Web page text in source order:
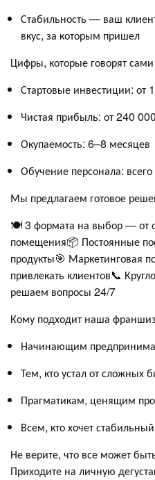
Стабильность — ваш
вкус, за которым пришел
Цифры, которые говорят
Стартовые инвестиции: от
Чистая прибыль: от 240
Окупаемость: 6–8 месяцев
Обучение персонала:
Мы предлагаем готовое
🍽 3 формата на выбор — от
помещения📦 Постоянные
продукты🎯 Маркетинговая
привлекать клиентов📞
решаем вопросы 24/7
Кому подходит наша
Начинающим
Тем, кто устал от сложных
Прагматикам, ценящим
Всем, кто хочет
Не верите, что все может
Приходите на личную